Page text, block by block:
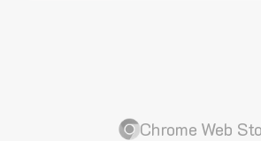
Chrome Web